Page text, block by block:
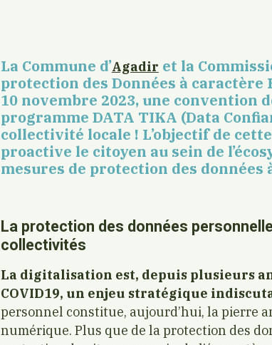
La Commune d’Agadir et la
protection des Données à caractère
10 novembre 2023, une convention
programme DATA TIKA (Data
collectivité locale ! L’objectif de
proactive le citoyen au sein de
mesures de protection des données
La protection des données
collectivités
La digitalisation est, depuis plusieurs
COVID19, un enjeu stratégique
personnel constitue, aujourd’hui, la pierre
numérique. Plus que de la protection des